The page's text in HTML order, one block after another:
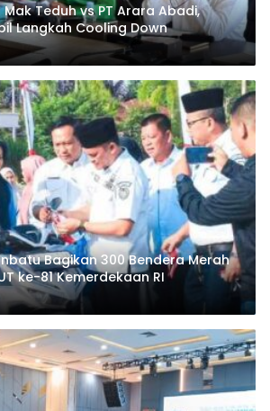
Teduh vs PT Arara Abadi,
Langkah Cooling Down
Bagikan 300 Bendera Merah
ke-81 Kemerdekaan RI